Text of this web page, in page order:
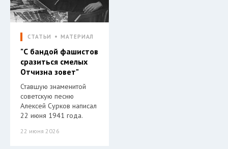
СТАТЬИ МАТЕРИАЛ
"С бандой фашистов
сразиться смелых
Отчизна зовет"
Ставшую знаменитой
советскую песню
Алексей Сурков написал
22 июня 1941 года.
22 июня 2026